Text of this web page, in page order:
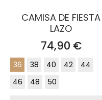
CAMISA DE FIESTA
LAZO
Precio
74,90 €
36 38 40 42
44
46
48 50